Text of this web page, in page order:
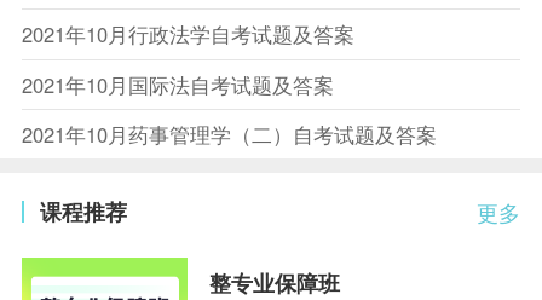
2021年10月行政法学自考试题及答案
2021年10月国际法自考试题及答案
2021年10月药事管理学（二）自考试题及答案
更多
课程推荐
整专业保障班